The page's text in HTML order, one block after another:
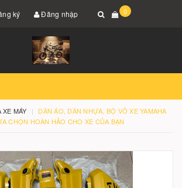
ký Đăng nhập 0
MÁY
DÀN ÁO, DÀN NHỰA, BỘ VỎ XE YAMAHA
CHỌN HOÀN HẢO CHO XE CỦA BẠN